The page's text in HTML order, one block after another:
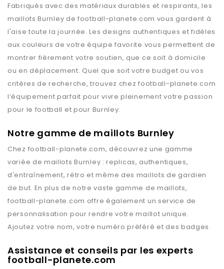
Fabriqués avec des matériaux durables et respirants, les
maillotsBurnley defootball-planete.com vous gardent à
l'aise toute la journée. Les designs authentiques et fidèles
aux couleurs de votre équipe favorite vous permettent de
montrer fièrement votre soutien, que ce soit à domicile
ou en déplacement. Quel que soit votre budget ou vos
critères de recherche, trouvez chezfootball-planete.com
l’équipement parfait pour vivre pleinement votre passion
pour le football et pour Burnley.
Notre gamme de maillots Burnley
Chez football-planete.com, découvrez une gamme
variée de maillotsBurnley : replicas, authentiques,
d'entraînement, rétro et même des maillots de gardien
de but. En plus de notre vaste gamme de maillots,
football-planete.com offre également un service de
personnalisation pour rendre votre maillot unique.
Ajoutez votre nom, votre numéro préféré et des badges.
Assistance et conseils par les experts
football-planete.com